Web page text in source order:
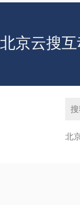
北京云搜
北